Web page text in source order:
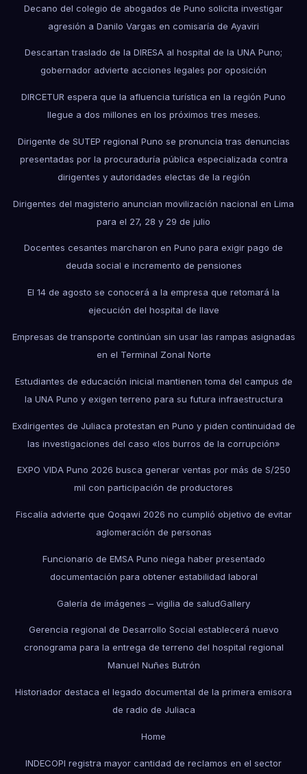
Decano del colegio de abogados de Puno solicita investigar
agresión a Danilo Vargas en comisaría de Ayaviri
Descartan traslado de la DIRESA al hospital de la UNA Puno;
gobernador advierte acciones legales por oposición
DIRCETUR espera que la afluencia turística en la región Puno
llegue a dos millones en los próximos tres meses.
Dirigente de SUTEP regional Puno se pronuncia tras denuncias
presentadas por la procuraduría pública especializada contra
dirigentes y autoridades electas de la región
Dirigentes del magisterio anuncian movilización nacional en Lima
para el 27, 28 y 29 de julio
Docentes cesantes marcharon en Puno para exigir pago de
deuda social e incremento de pensiones
El 14 de agosto se conocerá a la empresa que retomará la
ejecución del hospital de Ilave
Empresas de transporte continúan sin usar las rampas asignadas
en el Terminal Zonal Norte
Estudiantes de educación inicial mantienen toma del campus de
la UNA Puno y exigen terreno para su futura infraestructura
Exdirigentes de Juliaca protestan en Puno y piden continuidad de
las investigaciones del caso «los burros de la corrupción»
EXPO VIDA Puno 2026 busca generar ventas por más de S/250
mil con participación de productores
Fiscalía advierte que Qoqawi 2026 no cumplió objetivo de evitar
aglomeración de personas
Funcionario de EMSA Puno niega haber presentado
documentación para obtener estabilidad laboral
Galería de imágenes – vigilia de saludGallery
Gerencia regional de Desarrollo Social establecerá nuevo
cronograma para la entrega de terreno del hospital regional
Manuel Nuñes Butrón
Historiador destaca el legado documental de la primera emisora
de radio de Juliaca
Home
INDECOPI registra mayor cantidad de reclamos en el sector